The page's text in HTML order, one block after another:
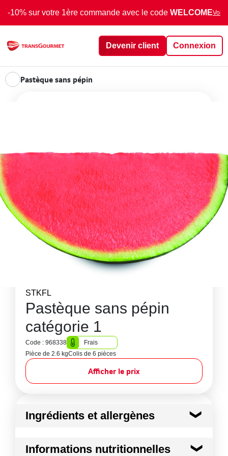
-10% sur votre 1ère commande avec le code WELCOMEVoir
Devenir client Connexion
Pastèque sans pépin
STKFL
Pastèque sans pépin
catégorie 1
Code : 968338
Frais
Pièce de 2.6 kgColis de 6 pièces
Afficher le prix
Ingrédients et allergènes
Pastèque
Informations nutritionnelles